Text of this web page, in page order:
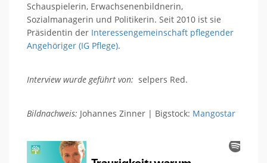
Schauspielerin, Erwachsenenbildnerin,
Sozialmanagerin und Politikerin. Seit 2010 ist sie
Präsidentin der Interessengemeinschaft pflegender
Angehöriger (IG Pflege).
Interview wurde geführt von: selpers Red.
Bildnachweis: Johannes Zinner | Bigstock: Mangostar